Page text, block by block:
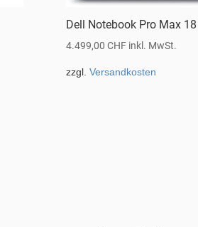
Dell Notebook Pro Max
4.499,00 CHF inkl. MwSt.
zzgl. Versandkosten